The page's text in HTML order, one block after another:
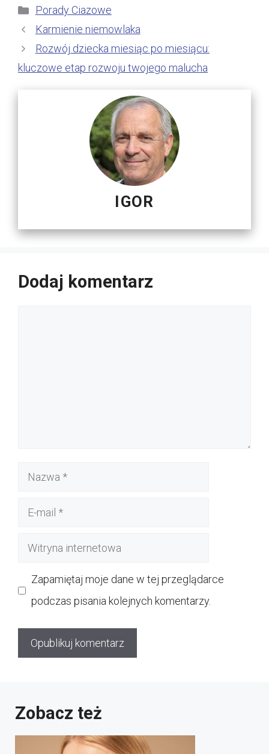
Kategorie
Porady Ciazowe
Karmienie niemowlaka
Rozwój dziecka miesiąc po miesiącu:
kluczowe etap rozwoju twojego malucha
IGOR
Dodaj komentarz
Nazwa
Witryna
Zapamiętaj moje dane w tej przeglądarce
podczas pisania kolejnych komentarzy.
Zobacz też